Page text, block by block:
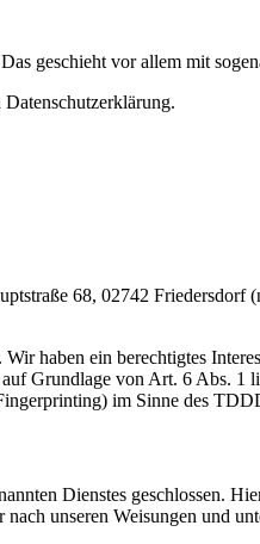
geschieht vor allem mit
68, 02742 Friedersdorf
ein berechtigtes
Grundlage von Art. 6
im Sinne des
Dienstes geschlossen.
nach unseren Weisungen und